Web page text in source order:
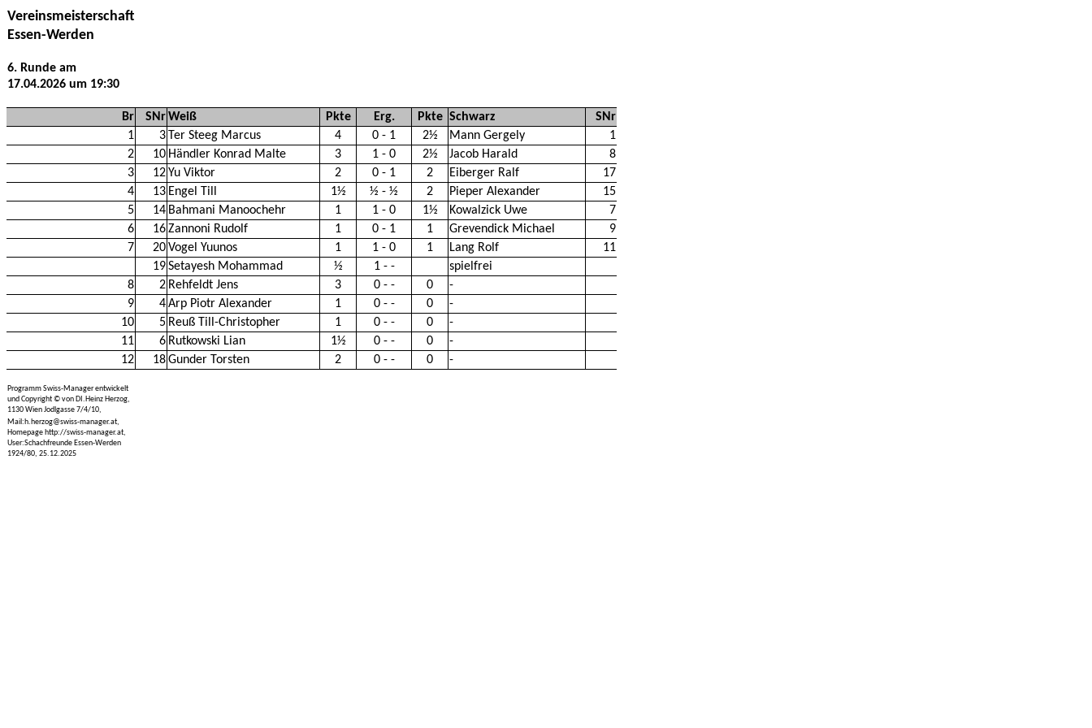
Vereinsmeisterschaft
Essen-Werden
6. Runde am
17.04.2026 um 19:30
Br SNrWeiß Pkte Erg. Pkte Schwarz
SNr
1
3 Ter Steeg Marcus 4 0 - 1 2½ Mann Gergely
1
2
10 Händler Konrad Malte 3 1 - 0 2½ Jacob Harald
8
3
12Yu Viktor 2 0 - 1 2 Eiberger Ralf
17
4
13 Engel Till 1½ ½ - ½ 2 Pieper Alexander
15
5
14 Bahmani Manoochehr 1 1 - 0 1½ Kowalzick Uwe
7
6
16Zannoni Rudolf 1 0 - 1 1 Grevendick Michael
9
7
20Vogel Yuunos 1 1 - 0 1 Lang Rolf
11
19Setayesh Mohammad ½ 1 - -
spielfrei
8
2 Rehfeldt Jens 3 0 - - 0
-
9
4Arp Piotr Alexander 1 0 - - 0
-
10
5 Reuß Till-Christopher 1 0 - - 0
-
11
6 Rutkowski Lian 1½ 0 - - 0
-
12
18Gunder Torsten 2 0 - - 0 -
Programm Swiss-Manager entwickelt
und Copyright © von DI.Heinz Herzog,
1130 Wien Jodlgasse 7/4/10,
Mail:h.herzog@swiss-manager.at,
Homepage http://swiss-manager.at,
User:Schachfreunde Essen-Werden
1924/80, 25.12.2025